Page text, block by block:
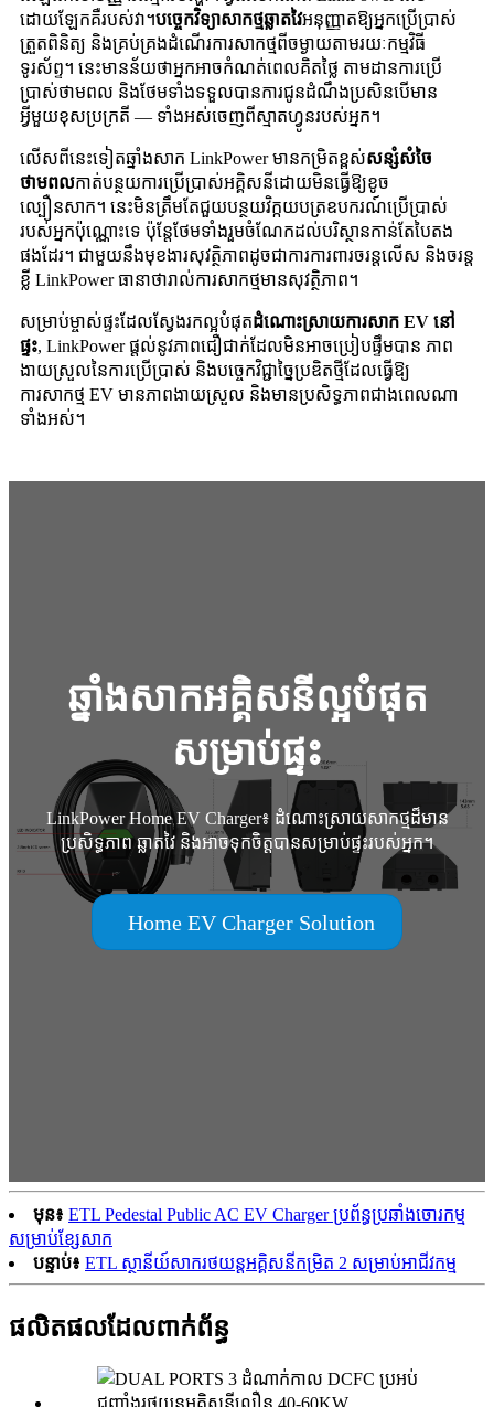
ដោយឡែកគឺរបស់វា។បច្ចេកវិទ្យាសាកថ្មឆ្លាតវៃអនុញ្ញាតឱ្យអ្នកប្រើប្រាស់
ត្រួតពិនិត្យ និងគ្រប់គ្រងដំណើរការសាកថ្មពីចម្ងាយតាមរយៈកម្មវិធី
ទូរស័ព្ទ។ នេះមានន័យថាអ្នកអាចកំណត់ពេលគិតថ្លៃ តាមដានការប្រើ
ប្រាស់ថាមពល និងថែមទាំងទទួលបានការជូនដំណឹងប្រសិនបើមាន
អ្វីមួយខុសប្រក្រតី — ទាំងអស់ចេញពីស្មាតហ្វូនរបស់អ្នក។
លើសពីនេះទៀតឆ្នាំងសាក LinkPower មានកម្រិតខ្ពស់សន្សំសំចៃ
ថាមពលកាត់បន្ថយការប្រើប្រាស់អគ្គិសនីដោយមិនធ្វើឱ្យខូច
ល្បឿនសាក។ នេះមិនត្រឹមតែជួយបន្ថយវិក្កយបត្រឧបករណ៍ប្រើប្រាស់
របស់អ្នកប៉ុណ្ណោះទេ ប៉ុន្តែថែមទាំងរួមចំណែកដល់បរិស្ថានកាន់តែបៃតង
ផងដែរ។ ជាមួយនឹងមុខងារសុវត្ថិភាពដូចជាការការពារចរន្តលើស និងចរន្ត
ខ្លី LinkPower ធានាថារាល់ការសាកថ្មមានសុវត្ថិភាព។
សម្រាប់ម្ចាស់ផ្ទះដែលស្វែងរកល្អបំផុតដំណោះស្រាយការសាក EV នៅ
ផ្ទះ, LinkPower ផ្តល់នូវភាពជឿជាក់ដែលមិនអាចប្រៀបផ្ទឹមបាន ភាព
ងាយស្រួលនៃការប្រើប្រាស់ និងបច្ចេកវិជ្ជាច្នៃប្រឌិតថ្មីដែលធ្វើឱ្យ
ការសាកថ្ម EV មានភាពងាយស្រួល និងមានប្រសិទ្ធភាពជាងពេលណា
ទាំងអស់។
ឆ្នាំងសាកអគ្គិសនីល្អបំផុត
សម្រាប់ផ្ទះ
LinkPower Home EV Charger៖ ដំណោះស្រាយសាកថ្មដ៏មាន
ប្រសិទ្ធភាព ឆ្លាតវៃ និងអាចទុកចិត្តបានសម្រាប់ផ្ទះរបស់អ្នក។
Home EV Charger Solution
មុន៖ ETL Pedestal Public AC EV Charger ប្រព័ន្ធប្រឆាំងចោរកម្ម
សម្រាប់ខ្សែសាក
បន្ទាប់៖ ETL ស្ថានីយ៍សាករថយន្តអគ្គិសនីកម្រិត 2 សម្រាប់អាជីវកម្ម
ផលិតផលដែលពាក់ព័ន្ធ